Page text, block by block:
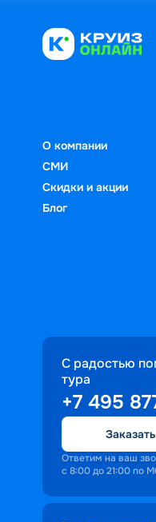
О компании
СМИ
Скидки и акции
Блог
С радостью
тура
+7 495
Ответим на ваш
с 8:00 до 21:00 по